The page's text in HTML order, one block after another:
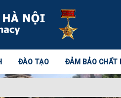
ĐÀO TẠO ĐẢM BẢO CHẤT